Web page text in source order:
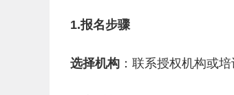
1.报名步骤
选择机构 ：联系授权机构或